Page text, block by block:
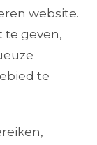
website.
te geven,
te